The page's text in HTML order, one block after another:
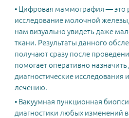
• Цифровая маммография — это
исследование молочной
нам визуально увидеть даже
ткани. Результаты данного
получают сразу после
помогает оперативно
диагностические исследования
лечению.
• Вакуумная пункционная
диагностики любых изменений